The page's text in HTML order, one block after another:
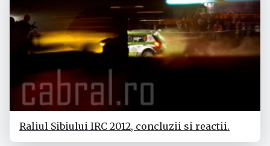
Raliul Sibiului IRC 2012, concluzii si reactii.